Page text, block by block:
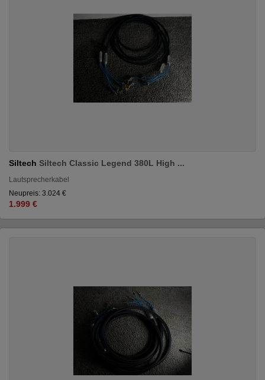
Siltech Siltech Classic Legend 380L High ...
Lautsprecherkabel
Neupreis: 3.024 €
1.999 €